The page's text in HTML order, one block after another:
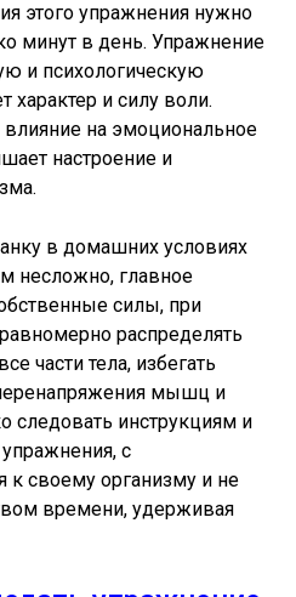
этого упражнения нужно
минут в день. Упражнение
и психологическую
характер и силу воли.
на эмоциональное
настроение и
в домашних условиях
несложно, главное
силы, при
распределять
части тела, избегать
мышц и
следовать инструкциям и
с
к своему организму и не
времени, удерживая